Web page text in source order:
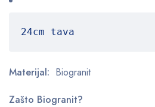
24cm tava
Materijal: Biogranit
Zašto Biogranit?